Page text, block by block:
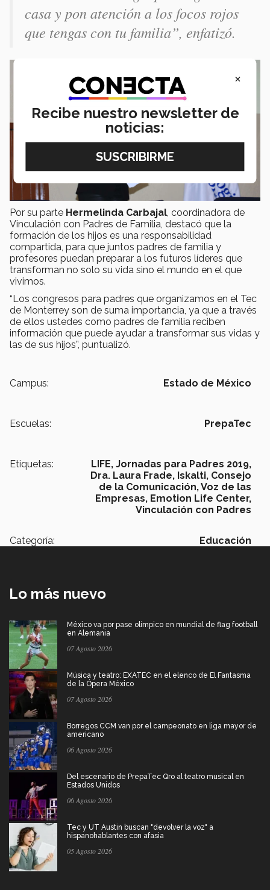
casa y pon atención a los focos rojos
que tengas con tu familia”, enfatizó.
Por su parte Hermelinda Carbajal , coordinadora de
Vinculación con Padres de Familia, destacó que la
formación de los hijos es una responsabilidad
compartida, para que juntos padres de familia y
profesores puedan preparar a los futuros líderes que
transforman no solo su vida sino el mundo en el que
vivimos.
“Los congresos para padres que organizamos en el Tec
de Monterrey son de suma importancia, ya que a través
de ellos ustedes como padres de familia reciben
información que puede ayudar a transformar sus vidas y
las de sus hijos”, puntualizó.
Campus: Estado de México
Escuelas: PrepaTec
Etiquetas: LIFE, Jornadas para Padres 2019,
Dra. Laura Frade, Iskalti, Consejo
de la Comunicación, Voz de las
Empresas, Emotion Life Center,
Vinculación con Padres
Categoría: Educación
Lo más nuevo
México va por pase olímpico en mundial de flag football
en Alemania
07 Agosto 2026
Música y teatro: EXATEC en el elenco de El Fantasma
de la Ópera México
07 Agosto 2026
Borregos CCM van por el campeonato en liga mayor de
americano
06 Agosto 2026
Del escenario de PrepaTec Qro al teatro musical en
Estados Unidos
06 Agosto 2026
Tec y UT Austin buscan "devolver la voz" a
hispanohablantes con afasia
05 Agosto 2026
×
Recibe nuestro newsletter de
noticias: